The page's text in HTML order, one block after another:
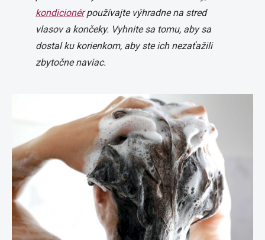
kondicionérpoužívajte výhradne na stred
vlasov a končeky. Vyhnite sa tomu, aby sa
dostal ku korienkom, aby ste ich nezaťažili
zbytočne naviac.